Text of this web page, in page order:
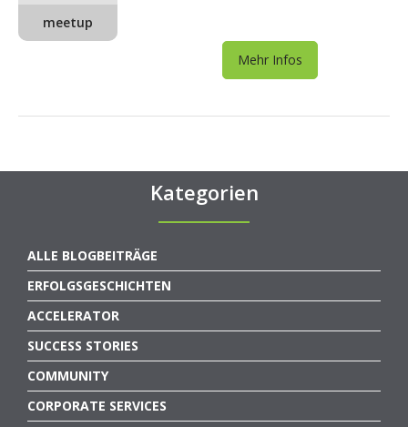
meetup
Mehr Infos
Kategorien
ALLE BLOGBEITRÄGE
ERFOLGSGESCHICHTEN
ACCELERATOR
SUCCESS STORIES
COMMUNITY
CORPORATE SERVICES